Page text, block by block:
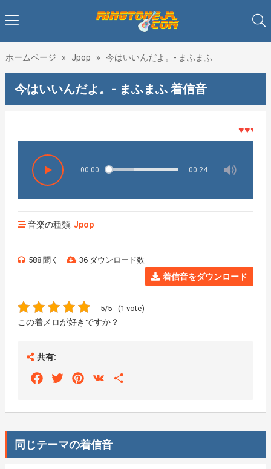
ホームページ » Jpop » 今はいいんだよ。- まふまふ
今はいいんだよ。- まふまふ 着信音
♥♥♥着メ
00:00 00:24
音楽の種類: Jpop
588 聞く 36 ダウンロード数
着信音をダウンロード
5/5 - (1 vote)
この着メロが好きですか？
共有:
FacebookTwitterPinterest
VK
同じテーマの着信音